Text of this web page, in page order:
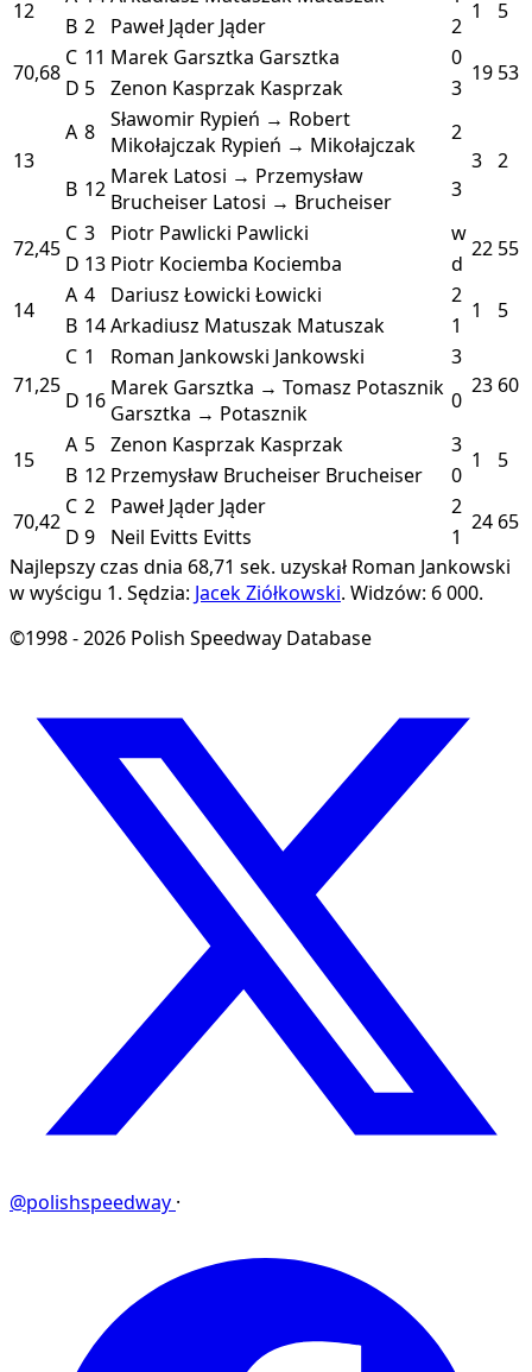
12
1 5
B 2 Paweł Jąder Jąder
2
70,68
C 11 Marek Garsztka Garsztka 0
19 53
D 5 Zenon Kasprzak Kasprzak 3
13
A 8 Sławomir Rypień → Robert
Mikołajczak Rypień → Mikołajczak
2
3 2
B 12 Marek Latosi → Przemysław
Brucheiser Latosi → Brucheiser 3
72,45
C 3 Piotr Pawlicki Pawlicki w
22 55
D 13 Piotr Kociemba Kociemba
d
14
A 4 Dariusz Łowicki Łowicki 2
1 5
B 14Arkadiusz Matuszak Matuszak 1
71,25
C 1 Roman Jankowski Jankowski
3
23 60
D 16 Marek Garsztka → Tomasz Potasznik
Garsztka → Potasznik
0
15
A 5 Zenon Kasprzak Kasprzak 3
1 5
B 12 Przemysław Brucheiser Brucheiser
0
70,42
C 2 Paweł Jąder Jąder 2
24 65
D 9 Neil Evitts Evitts
1
Najlepszy czas dnia 68,71 sek. uzyskał Roman Jankowski
w wyścigu 1. Sędzia: Jacek Ziółkowski. Widzów: 6 000.
©1998 - 2026 Polish Speedway Database
@polishspeedway ·